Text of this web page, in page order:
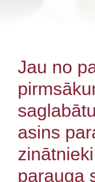
Jau no
asins
parauga